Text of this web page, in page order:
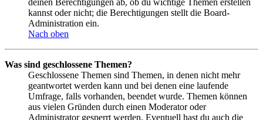
kannst oder nicht; die Berechtigungen stellt die Board-
Administration ein.
Nach oben
Was sind geschlossene Themen?
Geschlossene Themen sind Themen, in denen nicht mehr
geantwortet werden kann und bei denen eine laufende
Umfrage, falls vorhanden, beendet wurde. Themen können
aus vielen Gründen durch einen Moderator oder
Administrator gesperrt werden. Eventuell hast du auch die